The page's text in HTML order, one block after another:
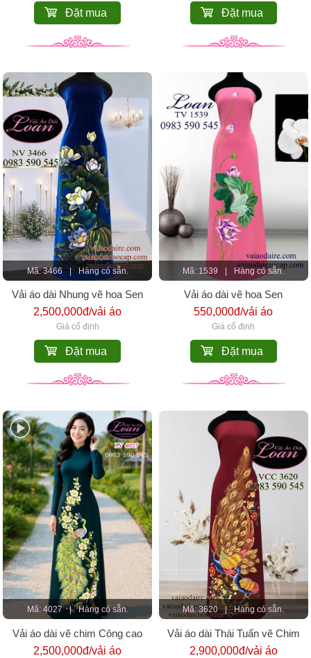
Đặt mua Đặt mua
Mã: 3466 | Hàng có sẵn.
Vải áo dài Nhung vẽ hoa Sen
2,500,000đ/vải áo
Giá cố định
Đặt mua
Mã: 1539 | Hàng có sẵn.
Vải áo dài vẽ hoa Sen
550,000đ/vải áo
Giá cố định
Đặt mua
Mã: 4027 | Hàng có sẵn.
Vải áo dài vẽ chim Công cao
cấp
2,500,000đ/vải áo
Mã: 3620 | Hàng có sẵn.
Vải áo dài Thái Tuấn vẽ Chim
công
2,900,000đ/vải áo